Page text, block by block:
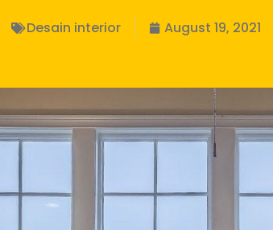
Desain interior August 19, 2021